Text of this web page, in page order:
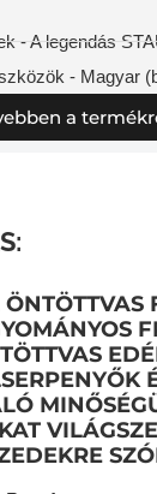
- A legendás
- Magyar
a
ÖNTÖTTVAS